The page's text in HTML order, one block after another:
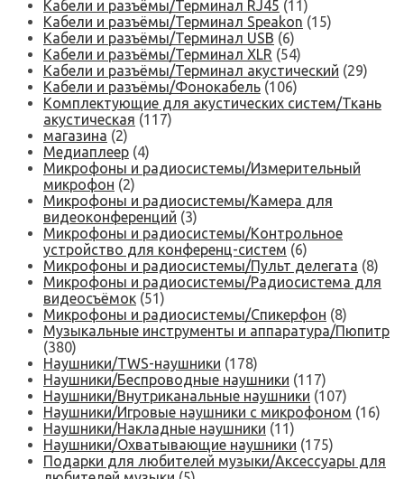
Кабели и разъёмы/Терминал RJ45 (11)
Кабели и разъёмы/Терминал Speakon (15)
Кабели и разъёмы/Терминал USB (6)
Кабели и разъёмы/Терминал XLR (54)
Кабели и разъёмы/Терминал акустический (29)
Кабели и разъёмы/Фонокабель (106)
Комплектующие для акустических систем/Ткань
акустическая (117)
магазина (2)
Медиаплеер (4)
Микрофоны и радиосистемы/Измерительный
микрофон (2)
Микрофоны и радиосистемы/Камера для
видеоконференций (3)
Микрофоны и радиосистемы/Контрольное
устройство для конференц-систем (6)
Микрофоны и радиосистемы/Пульт делегата (8)
Микрофоны и радиосистемы/Радиосистема для
видеосъёмок (51)
Микрофоны и радиосистемы/Спикерфон (8)
Музыкальные инструменты и аппаратура/Пюпитр
(380)
Наушники/TWS-наушники (178)
Наушники/Беспроводные наушники (117)
Наушники/Внутриканальные наушники (107)
Наушники/Игровые наушники с микрофоном (16)
Наушники/Накладные наушники (11)
Наушники/Охватывающие наушники (175)
Подарки для любителей музыки/Аксессуары для